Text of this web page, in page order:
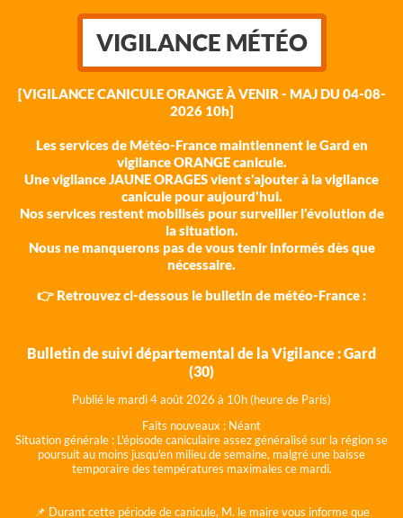
VIGILANCE MÉTÉO
[VIGILANCE CANICULE ORANGE À VENIR - MAJ DU 04-08-
2026 10h]
Les services de Météo-France maintiennent le Gard en
vigilance ORANGE canicule.
Une vigilance JAUNE ORAGES vient s'ajouter à la vigilance
canicule pour aujourd'hui.
Nos services restent mobilisés pour surveiller l'évolution de
la situation.
Nous ne manquerons pas de vous tenir informés dès que
nécessaire.
👉 Retrouvez ci-dessous le bulletin de météo-France :
Bulletin de suivi départemental de la Vigilance : Gard
(30)
Publié le mardi 4 août 2026 à 10h (heure de Paris)
Faits nouveaux : Néant
Situation générale : L'épisode caniculaire assez généralisé sur la région se
poursuit au moins jusqu'en milieu de semaine, malgré une baisse
temporaire des températures maximales ce mardi.
📌 Durant cette période de canicule, M. le maire vous informe que